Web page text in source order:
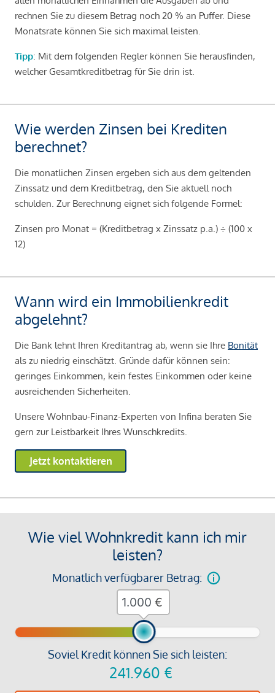
rechnen Sie zu diesem Betrag noch 20 % an Puffer. Diese
Monatsrate können Sie sich maximal leisten.
Tipp: Mit dem folgenden Regler können Sie herausfinden,
welcher Gesamtkreditbetrag für Sie drin ist.
Wie werden Zinsen bei Krediten
berechnet?
Die monatlichen Zinsen ergeben sich aus dem geltenden
Zinssatz und dem Kreditbetrag, den Sie aktuell noch
schulden. Zur Berechnung eignet sich folgende Formel:
Zinsen pro Monat = (Kreditbetrag x Zinssatz p.a.) ÷ (100 x
12)
Wann wird ein Immobilienkredit
abgelehnt?
Die Bank lehnt Ihren Kreditantrag ab, wenn sie Ihre Bonität
als zu niedrig einschätzt. Gründe dafür können sein:
geringes Einkommen, kein festes Einkommen oder keine
ausreichenden Sicherheiten.
Unsere Wohnbau-Finanz-Experten von Infina beraten Sie
gern zur Leistbarkeit Ihres Wunschkredits.
Jetzt kontaktieren
Wie viel Wohnkredit kann ich mir
leisten?
Monatlich verfügbarer Betrag:
Soviel Kredit können Sie sich leisten:
241.960 €
€